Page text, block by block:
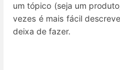
um tópico (seja um
vezes é mais fácil
deixa de fazer.